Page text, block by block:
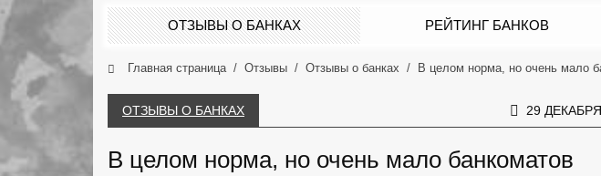
ОТЗЫВЫ О БАНКАХ РЕЙТИНГ БАНКОВ
Главная страница Отзывы Отзывы о банках В целом норма, но очень мало
ОТЗЫВЫ О БАНКАХ 29
В целом норма, но очень мало банкоматов